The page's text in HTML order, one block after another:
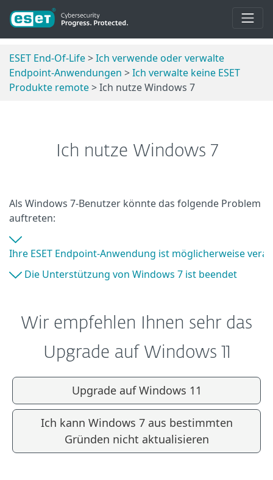
ESET End-Of-Life>Ich verwende oder verwalte
Endpoint-Anwendungen >Ich verwalte keine ESET
Produkte remote> Ich nutze Windows 7
Ich nutze Windows 7
Als Windows 7-Benutzer könnte das folgende Problem
auftreten:
Ihre ESET Endpoint-Anwendung ist möglicherweise
Die Unterstützung von Windows 7 ist beendet
Wir empfehlen Ihnen sehr das
Upgrade auf Windows 11
Upgrade auf Windows 11
Ich kann Windows 7 aus bestimmten
Gründen nicht aktualisieren